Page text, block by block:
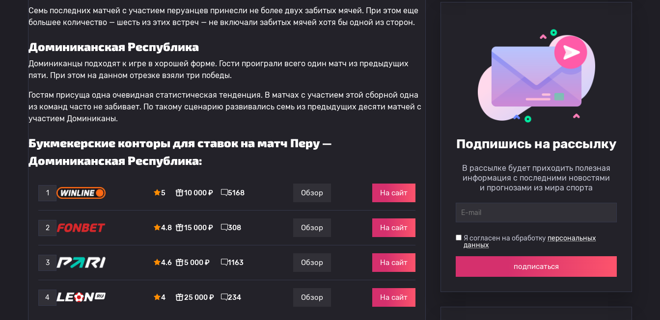
Семь последних матчей с участием перуанцев принесли не более двух забитых мячей. При этом еще
большее количество — шесть из этих встреч — не включали забитых мячей хотя бы одной из сторон.
Доминиканская Республика
Доминиканцы подходят к игре в хорошей форме. Гости проиграли всего один матч из предыдущих
пяти. При этом на данном отрезке взяли три победы.
Гостям присуща одна очевидная статистическая тенденция. В матчах с участием этой сборной одна
из команд часто не забивает. По такому сценарию развивались семь из предыдущих десяти матчей с
участием Доминиканы.
Букмекерские конторы для ставок на матч Перу —
Доминиканская Республика:
1 5 10 000 ₽ 5168 Обзор На сайт
2 4.8 15 000 ₽ 308 Обзор На сайт
3 4.6 5 000 ₽ 1163 Обзор На сайт
4 4 25 000 ₽ 234 Обзор На сайт
Подпишись на рассылку
В рассылке будет приходить полезная
информация с последними новостями
и прогнозами из мира спорта
Я согласен на обработку персональных
данных
подписаться